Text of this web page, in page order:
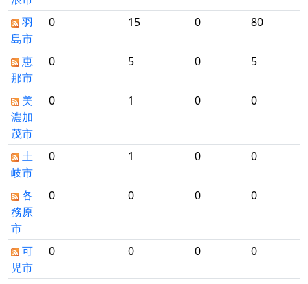
羽
島市
0 15 0 80
恵
那市
0 5 0 5
美
濃加
茂市
0 1 0 0
土
岐市
0 1 0 0
各
務原
市
0 0 0 0
可
児市
0 0 0 0